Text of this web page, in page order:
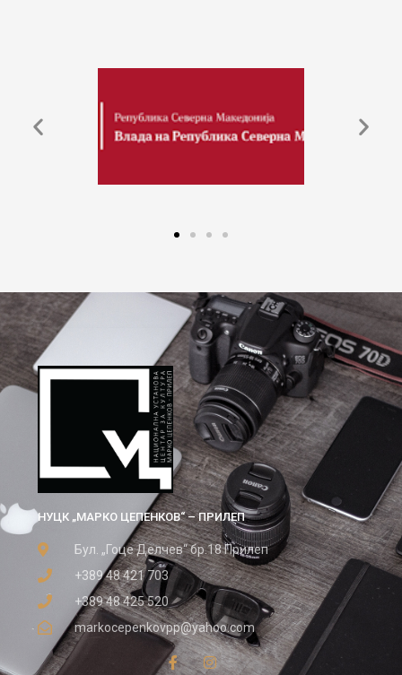
НУЦК „МАРКО ЦЕПЕНКОВ“ – ПРИЛЕП
Бул. „Гоце Делчев“ бр.18 Прилеп
+389 48 421 703
+389 48 425 520
markocepenkovpp@yahoo.com